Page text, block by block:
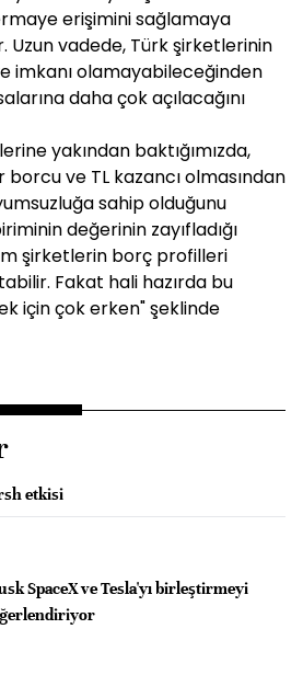
erişimini sağlamaya
vadede, Türk şirketlerinin
imkanı olamayabileceğinden
daha çok açılacağını
yakından baktığımızda,
ve TL kazancı olmasından
sahip olduğunu
değerinin zayıfladığı
şirketlerin borç profilleri
Fakat hali hazırda bu
için çok erken" şeklinde
etkisi
SpaceX ve Tesla'yı birleştirmeyi